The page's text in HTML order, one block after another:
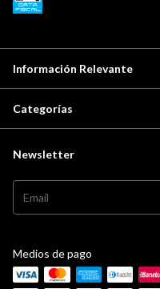
Información Relevante
Categorías
Newsletter
Medios de pago